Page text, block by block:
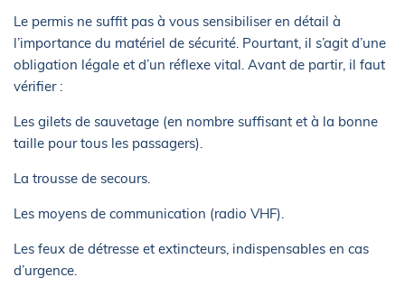
Le permis ne suffit pas à vous sensibiliser en détail à
l’importance du matériel de sécurité. Pourtant, il s’agit d’une
obligation légale et d’un réflexe vital. Avant de partir, il faut
vérifier :
Les gilets de sauvetage (en nombre suffisant et à la bonne
taille pour tous les passagers).
La trousse de secours.
Les moyens de communication (radio VHF).
Les feux de détresse et extincteurs, indispensables en cas
d’urgence.